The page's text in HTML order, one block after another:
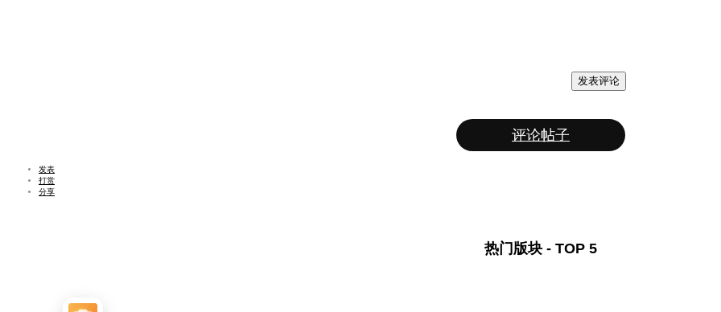
发表评论
评论帖子
发表
打赏
分享
热门版块 - TOP 5